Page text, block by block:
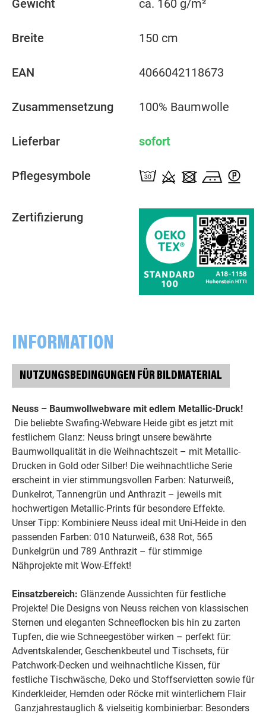
Gewicht ca. 160 g/m²
Breite 150 cm
EAN 4066042118673
Zusammensetzung 100% Baumwolle
Lieferbar sofort
Pflegesymbole
Zertifizierung
INFORMATION
NUTZUNGSBEDINGUNGEN FÜR BILDMATERIAL
Neuss – Baumwollwebware mit edlem Metallic-Druck!
Die beliebte Swafing-Webware Heide gibt es jetzt mit
festlichem Glanz: Neuss bringt unsere bewährte
Baumwollqualität in die Weihnachtszeit – mit Metallic-
Drucken in Gold oder Silber! Die weihnachtliche Serie
erscheint in vier stimmungsvollen Farben: Naturweiß,
Dunkelrot, Tannengrün und Anthrazit – jeweils mit
hochwertigen Metallic-Prints für besondere Effekte.
Unser Tipp: Kombiniere Neuss ideal mit Uni-Heide in den
passenden Farben: 010 Naturweiß, 638 Rot, 565
Dunkelgrün und 789 Anthrazit – für stimmige
Nähprojekte mit Wow-Effekt!
Einsatzbereich: Glänzende Aussichten für festliche
Projekte! Die Designs von Neuss reichen von klassischen
Sternen und eleganten Schneeflocken bis hin zu zarten
Tupfen, die wie Schneegestöber wirken – perfekt für:
Adventskalender, Geschenkbeutel und Tischsets, für
Patchwork-Decken und weihnachtliche Kissen, für
festliche Tischwäsche, Deko und Stoffservietten sowie für
Kinderkleider, Hemden oder Röcke mit winterlichem Flair
Ganzjahrestauglich & vielseitig kombinierbar: Besonders